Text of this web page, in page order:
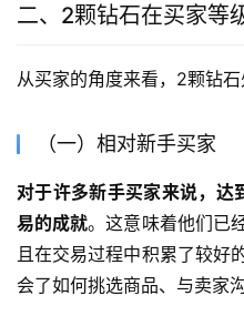
二、2颗钻石在买家等
从买家的角度来看，2颗钻石
（一）相对新手买家
对于许多新手买家来说，达
易的成就。这意味着他们已
且在交易过程中积累了较好
会了如何挑选商品、与卖家